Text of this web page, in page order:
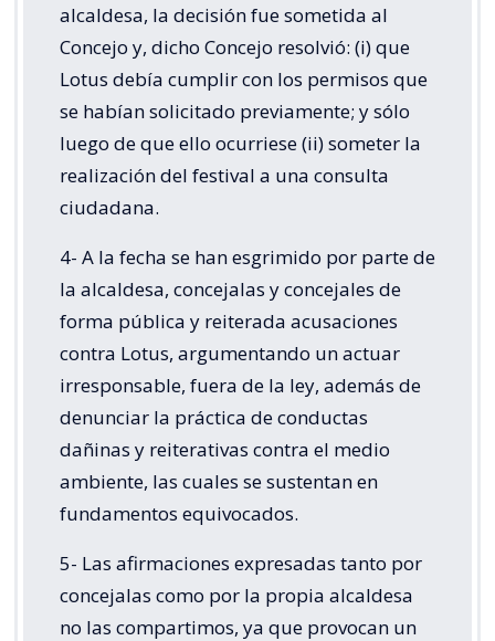
alcaldesa, la decisión fue sometida al
Concejo y, dicho Concejo resolvió: (i) que
Lotus debía cumplir con los permisos que
se habían solicitado previamente; y sólo
luego de que ello ocurriese (ii) someter la
realización del festival a una consulta
ciudadana.
4- A la fecha se han esgrimido por parte de
la alcaldesa, concejalas y concejales de
forma pública y reiterada acusaciones
contra Lotus, argumentando un actuar
irresponsable, fuera de la ley, además de
denunciar la práctica de conductas
dañinas y reiterativas contra el medio
ambiente, las cuales se sustentan en
fundamentos equivocados.
5- Las afirmaciones expresadas tanto por
concejalas como por la propia alcaldesa
no las compartimos, ya que provocan un